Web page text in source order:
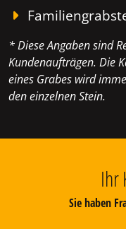
* Diese Angaben sind
Kundenaufträgen. Die
eines Grabes wird
den einzelnen Stein.
Ihr
Sie haben